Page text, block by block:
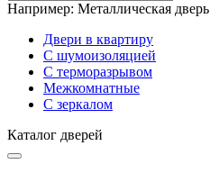
Например: Металлическая дверь
Двери в квартиру
С шумоизоляцией
С терморазрывом
Межкомнатные
С зеркалом
Каталог дверей